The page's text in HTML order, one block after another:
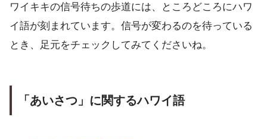
ワイキキの信号待ちの歩道には、ところどころにハワ
イ語が刻まれています。信号が変わるのを待っている
とき、足元をチェックしてみてくださいね。
「あいさつ」に関するハワイ語